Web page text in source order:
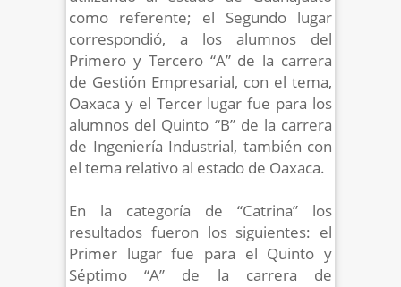
como referente; el Segundo lugar
correspondió, a los alumnos del
Primero y Tercero “A” de la carrera
de Gestión Empresarial, con el tema,
Oaxaca y el Tercer lugar fue para los
alumnos del Quinto “B” de la carrera
de Ingeniería Industrial, también con
el tema relativo al estado de Oaxaca.
En la categoría de “Catrina” los
resultados fueron los siguientes: el
Primer lugar fue para el Quinto y
Séptimo “A” de la carrera de